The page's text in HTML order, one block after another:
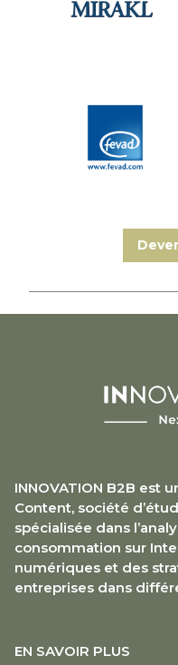
INNOVATION B2B est
Content, société
spécialisée dans
consommation sur
numériques et des
entreprises dans
EN SAVOIR PLUS